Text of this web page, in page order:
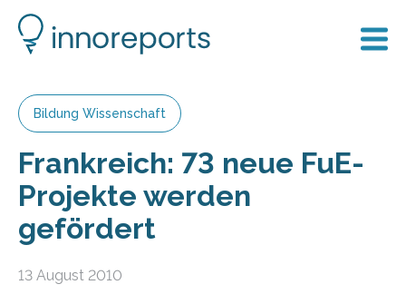
Bildung Wissenschaft
Frankreich: 73 neue FuE-
Projekte werden
gefördert
13 August 2010